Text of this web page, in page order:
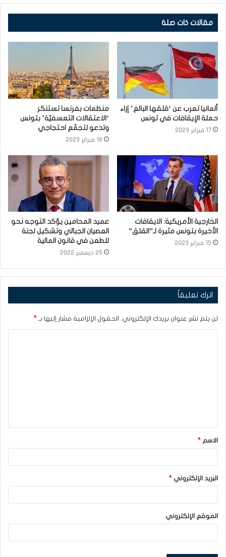
مقالات ذات صلة
ألمانيا تعرب عن ‘قلقها البالغ’ إزاء
حملة الإيقافات في تونس
17 فبراير 2023
منظمات بفرنسا تستنكر
‘الاعتقالات التعسفيّة’ بتونس
وتدعو لتجمّع احتجاجي
16 فبراير 2023
الخارجية الأمريكية: الايقافات
الأخيرة بتونس مثيرة لـ”القلق”
15 فبراير 2023
عميد المحامين يؤكد التوجه نحو
العصيان الجبائي وتشكيل لجنة
للطعن في قانون المالية
25 ديسمبر 2022
اترك تعليقاً
لن يتم نشر عنوان بريدك الإلكتروني. الحقول الإلزامية مشار إليها بـ *
ق
*الاسم *
البريد الإلكتروني *
الموقع الإلكتروني